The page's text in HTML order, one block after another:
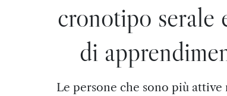
cronotipo serale
di
Le persone che sono più